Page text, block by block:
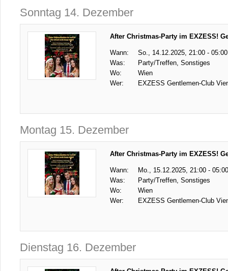
Sonntag 14. Dezember
After Christmas-Party im EXZESS!
Wann:
So., 14.12.2025, 21:00 -
Was:
Party/Treffen, Sonstiges
Wo:
Wien
Wer:
EXZESS Gentlemen-Club
Montag 15. Dezember
After Christmas-Party im EXZESS!
Wann:
Mo., 15.12.2025, 21:00 -
Was:
Party/Treffen, Sonstiges
Wo:
Wien
Wer:
EXZESS Gentlemen-Club
Dienstag 16. Dezember